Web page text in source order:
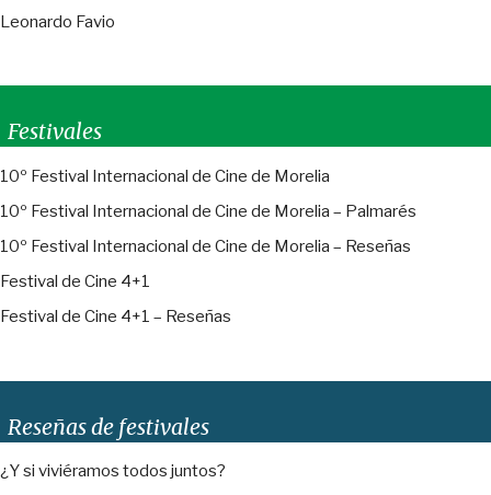
Leonardo Favio
Festivales
10º Festival Internacional de Cine de Morelia
10º Festival Internacional de Cine de Morelia – Palmarés
10º Festival Internacional de Cine de Morelia – Reseñas
Festival de Cine 4+1
Festival de Cine 4+1 – Reseñas
Reseñas de festivales
¿Y si viviéramos todos juntos?